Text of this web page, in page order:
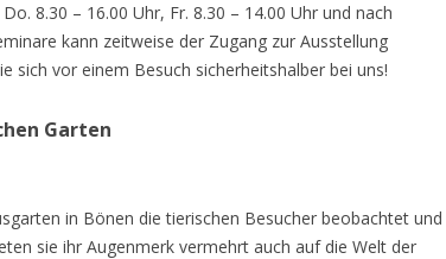
8.30 – 16.00 Uhr, Fr. 8.30 – 14.00 Uhr und nach
kann zeitweise der Zugang zur Ausstellung
sich vor einem Besuch sicherheitshalber bei uns!
Garten
in Bönen die tierischen Besucher beobachtet und
sie ihr Augenmerk vermehrt auch auf die Welt der